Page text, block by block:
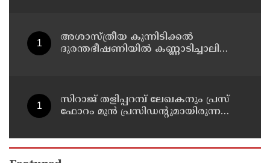
അശാസ്ത്രീയ കുന്നിടിക്കൽ
ദുരന്തഭീഷണിയിൽ കണ്ണാടിച്ചാലിലെ
സിറാജ് തളിപ്പറമ്പ് ലേഖകനും പ്രസ്
ഫോറം മുൻ പ്രസിഡൻ്റുമായിരുന്ന
സർവ്വകക്ഷി അനുസ്മരണം നടത്തി